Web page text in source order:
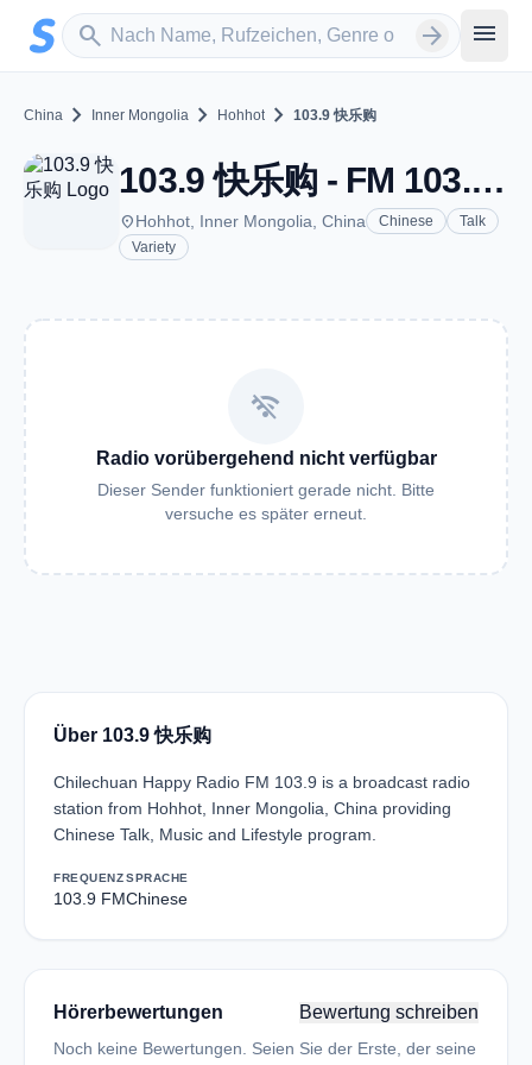
Zum Hauptinhalt springen
search
Sender suchen arrow_forward menu
China chevron_right Inner Mongolia chevron_right Hohhot chevron_right 103.9 快乐购
103.9 快乐购 - FM 103.9 - Hohhot
placeHohhot, Inner Mongolia, China Chinese
Talk
Variety
wifi_off
Radio vorübergehend nicht verfügbar
Dieser Sender funktioniert gerade nicht. Bitte
versuche es später erneut.
Über 103.9 快乐购
Chilechuan Happy Radio FM 103.9 is a broadcast radio
station from Hohhot, Inner Mongolia, China providing
Chinese Talk, Music and Lifestyle program.
FREQUENZ
103.9 FM
SPRACHE
Chinese
Hörerbewertungen Bewertung schreiben
Noch keine Bewertungen. Seien Sie der Erste, der seine